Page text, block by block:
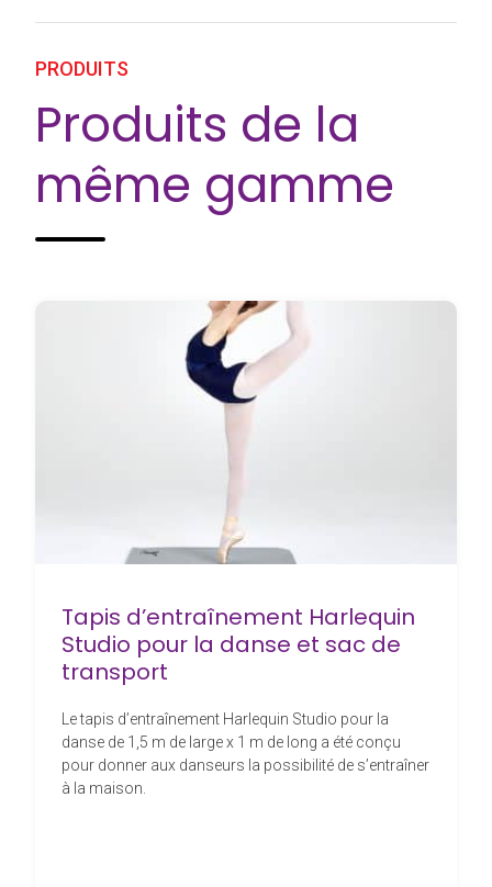
PRODUITS
Produits de la
même gamme
Tapis d’entraînement Harlequin
Studio pour la danse et sac de
transport
Le tapis d’entraînement Harlequin Studio pour la
danse de 1,5 m de large x 1 m de long a été conçu
pour donner aux danseurs la possibilité de s’entraîner
à la maison.